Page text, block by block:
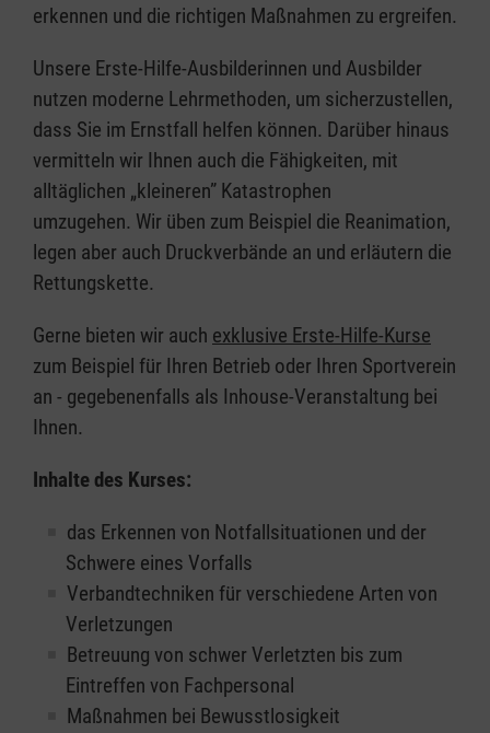
erkennen und die richtigen Maßnahmen zu ergreifen.
Unsere Erste-Hilfe-Ausbilderinnen und Ausbilder
nutzen moderne Lehrmethoden, um sicherzustellen,
dass Sie im Ernstfall helfen können. Darüber hinaus
vermitteln wir Ihnen auch die Fähigkeiten, mit
alltäglichen „kleineren” Katastrophen
umzugehen. Wir üben zum Beispiel die Reanimation,
legen aber auch Druckverbände an und erläutern die
Rettungskette.
Gerne bieten wir auch exklusive Erste-Hilfe-Kurse
zum Beispiel für Ihren Betrieb oder Ihren Sportverein
an - gegebenenfalls als Inhouse-Veranstaltung bei
Ihnen.
Inhalte des Kurses:
das Erkennen von Notfallsituationen und der
Schwere eines Vorfalls
Verbandtechniken für verschiedene Arten von
Verletzungen
Betreuung von schwer Verletzten bis zum
Eintreffen von Fachpersonal
Maßnahmen bei Bewusstlosigkeit